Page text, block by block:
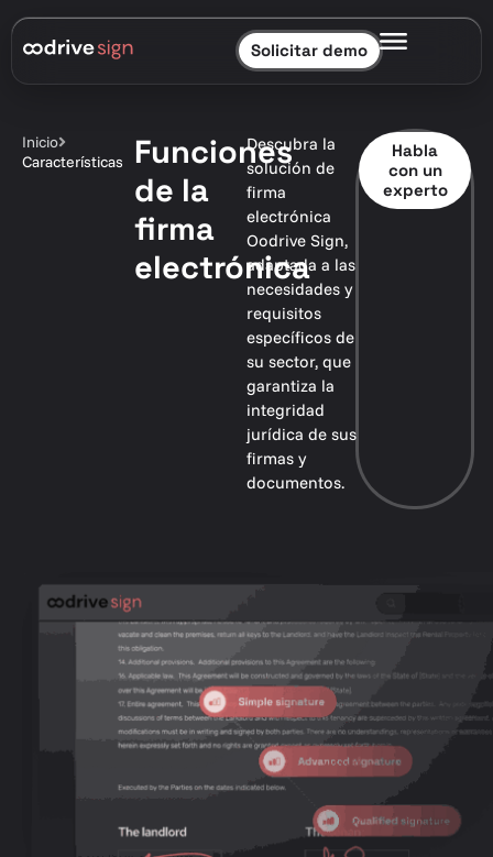
Solicitar demo
Inicio
Características
Funciones
de la
firma
electrónica
Descubra la
solución de
firma
electrónica
Oodrive Sign,
adaptada a las
necesidades y
requisitos
específicos de
su sector, que
garantiza la
integridad
jurídica de sus
firmas y
documentos.
Habla
con un
experto